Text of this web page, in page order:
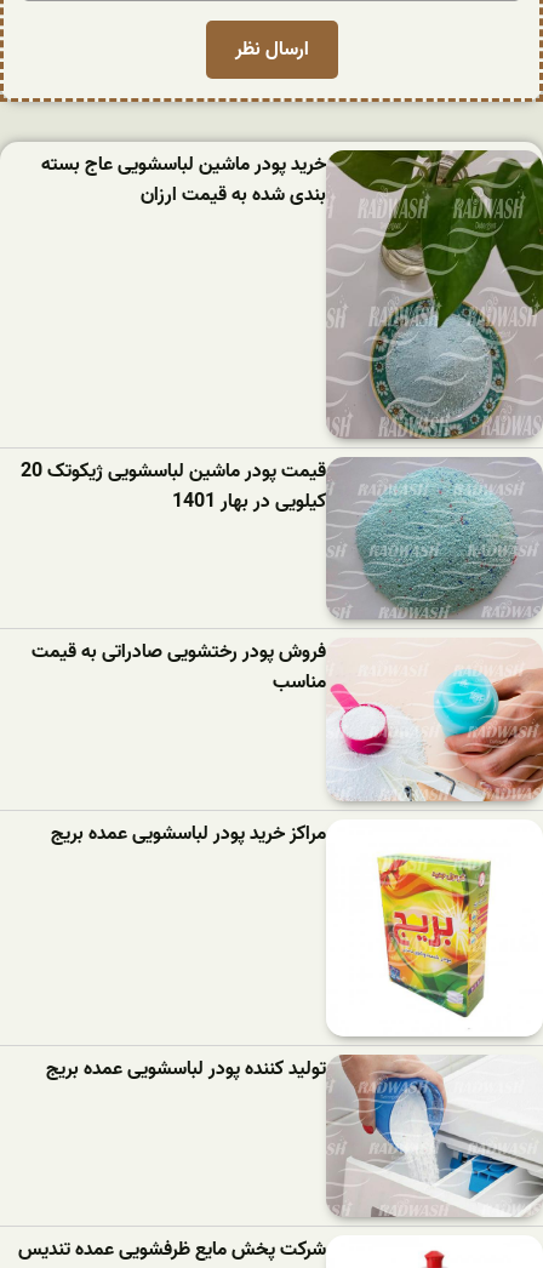
خرید پودر ماشین لباسشویی عاج بسته
بندی شده به قیمت ارزان
قیمت پودر ماشین لباسشویی ژیکوتک 20
کیلویی در بهار 1401
فروش پودر رختشویی صادراتی به قیمت
مناسب
مراکز خرید پودر لباسشویی عمده بریج
تولید کننده پودر لباسشویی عمده بریج
شرکت پخش مایع ظرفشویی عمده تندیس